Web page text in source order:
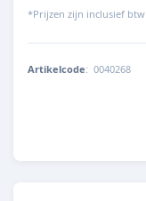
*Prijzen zijn inclusief btw
Artikelcode: 0040268